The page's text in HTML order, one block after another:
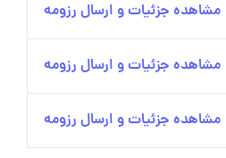
مشاهده جزئیات و ارسال رزومه
مشاهده جزئیات و ارسال رزومه
مشاهده جزئیات و ارسال رزومه